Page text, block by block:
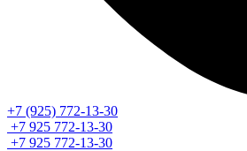
+7 (925) 772-13-30
+7 925 772-13-30
+7 925 772-13-30